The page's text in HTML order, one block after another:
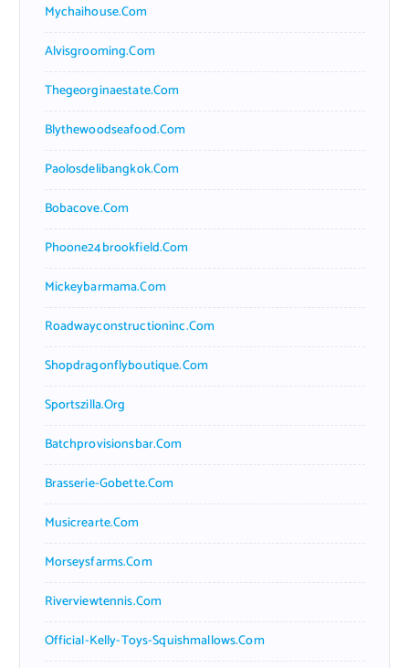
Mychaihouse.com
Alvisgrooming.com
Thegeorginaestate.com
Blythewoodseafood.com
Paolosdelibangkok.com
Bobacove.com
Phoone24brookfield.com
Mickeybarmama.com
Roadwayconstructioninc.com
Shopdragonflyboutique.com
Sportszilla.org
Batchprovisionsbar.com
Brasserie-Gobette.com
Musicrearte.com
Morseysfarms.com
Riverviewtennis.com
Official-Kelly-Toys-Squishmallows.com